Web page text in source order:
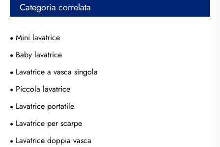
Categoria correlata
Mini lavatrice
Baby lavatrice
Lavatrice a vasca singola
Piccola lavatrice
Lavatrice portatile
Lavatrice per scarpe
Lavatrice doppia vasca